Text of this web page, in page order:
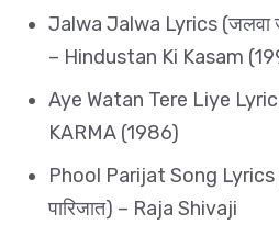
Jalwa Jalwa Lyrics (जलवा
– Hindustan Ki Kasam
Aye Watan Tere Liye
KARMA (1986)
Phool Parijat Song
पारिजात) – Raja Shivaji